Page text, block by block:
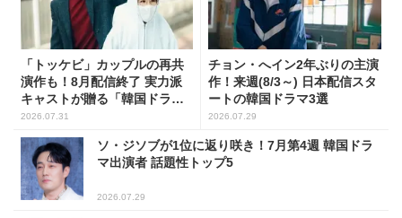
「トッケビ」カップルの再共
演作も！8月配信終了 実力派
キャストが贈る「韓国ドラ
マ」5選
2026.07.31
チョン・へイン2年ぶりの主演
作！来週(8/3～) 日本配信スタ
ートの韓国ドラマ3選
2026.07.29
ソ・ジソブが1位に返り咲き！7月第4週 韓国ドラ
マ出演者 話題性トップ5
2026.07.29